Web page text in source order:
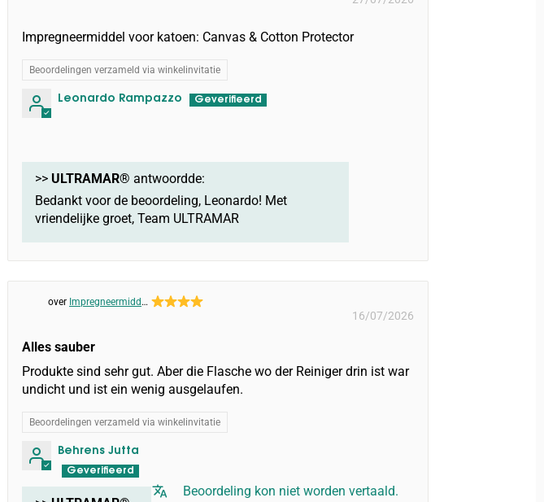
Leonardo Rampazzo
Impregneermiddel voor katoen: Canvas & Cotton Protector
Beoordelingen verzameld via winkelinvitatie
>> ULTRAMAR® antwoordde:
Bedankt voor de beoordeling, Leonardo! Met
vriendelijke groet, Team ULTRAMAR
Impregneermiddel:
16/07/2026
Behrens Jutta
Alles sauber
Produkte sind sehr gut. Aber die Flasche wo der Reiniger drin ist war
undicht und ist ein wenig ausgelaufen.
Beoordelingen verzameld via winkelinvitatie
Beoordeling kon niet worden vertaald.